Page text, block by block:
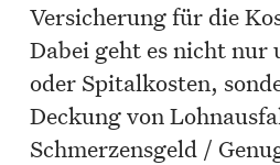
Versicherung für die
Dabei geht es nicht nur
oder Spitalkosten,
Deckung von
Schmerzensgeld /